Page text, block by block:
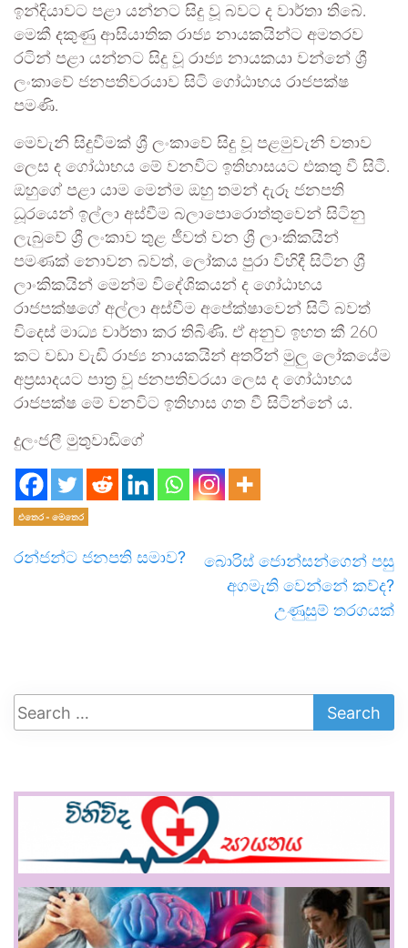
ඉන්දියාවට පළා යන්නට සිදු වූ බවට ද වාර්තා තිබේ.
මෙකී දකුණු ආසියාතික රාජ්‍ය නායකයින්ට අමතරව
රටින් පළා යන්නට සිදු වූ රාජ්‍ය නායකයා වන්නේ ශ්‍රී
ලංකාවේ ජනපතිවරයාව සිටි ගෝඨාභය රාජපක්ෂ
පමණි.
මෙවැනි සිදුවීමක් ශ්‍රී ලංකාවේ සිදු වූ පළමුවැනි වතාව
ලෙස ද ගෝඨාභය මේ වනවිට ඉතිහාසයට එකතු වී සිටී.
ඔහුගේ පළා යාම මෙන්ම ඔහු තමන් දැරූ ජනපති
ධූරයෙන් ඉල්ලා අස්වීම බලාපොරොත්තුවෙන් සිටිනු
ලැබුවේ ශ්‍රී ලංකාව තුළ ජීවත් වන ශ්‍රී ලාංකිකයින්
පමණක් නොවන බවත්, ලෝකය පුරා විහිදී සිටින ශ්‍රී
ලාංකිකයින් මෙන්ම විදේශිකයන් ද ගෝඨාභය
රාජපක්ෂගේ අල්ලා අස්වීම අපේක්ෂාවෙන් සිටි බවත්
විදෙස් මාධ්‍ය වාර්තා කර තිබිණි. ඒ අනුව ඉහත කී 260
කට වඩා වැඩි රාජ්‍ය නායකයින් අතරින් මුලු ලෝකයේම
අප්‍රසාදයට පාත්‍ර වූ ජනපතිවරයා ලෙස ද ගෝඨාභය
රාජපක්ෂ මේ වනවිට ඉතිහාස ගත වී සිටින්නේ ය.
දුලංජලී මුතුවාඩිගේ
එතෙර - මෙතෙර
රන්ජන්ට ජනපති සමාව?
බොරිස් ජොන්සන්ගෙන් පසු
අගමැති වෙන්නේ කව්ද?
උණුසුම් තරගයක්